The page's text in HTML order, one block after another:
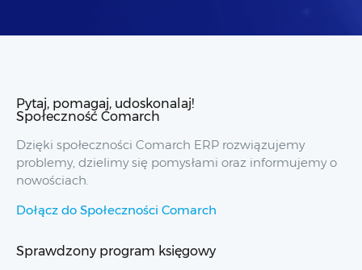
Pytaj, pomagaj, udoskonalaj!
Społeczność Comarch
Dzięki społeczności Comarch ERP rozwiązujemy
problemy, dzielimy się pomysłami oraz informujemy o
nowościach.
Dołącz do Społeczności Comarch
Sprawdzony program księgowy